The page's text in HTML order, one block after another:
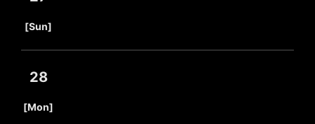
[Sun]
28
[Mon]